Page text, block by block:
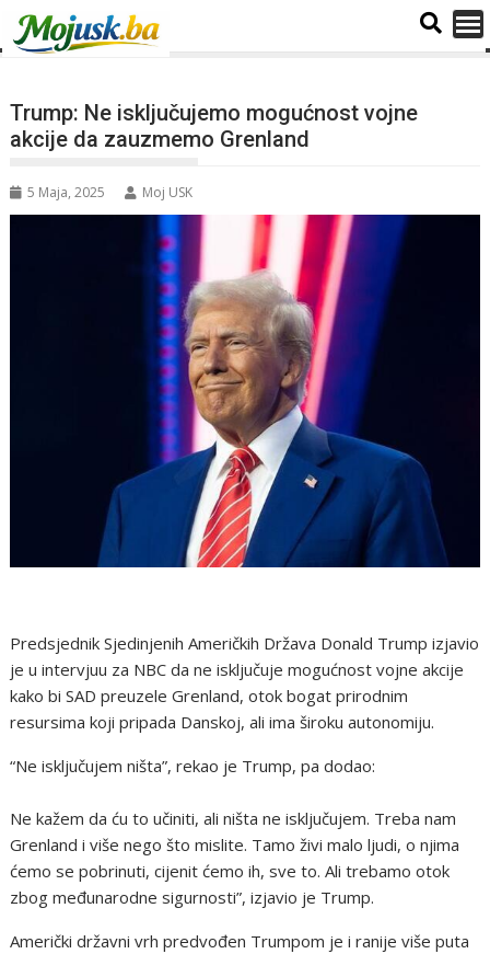
Trump: Ne isključujemo mogućnost vojne
akcije da zauzmemo Grenland
5 Maja, 2025 Moj USK
Predsjednik Sjedinjenih Američkih Država Donald Trump izjavio
je u intervjuu za NBC da ne isključuje mogućnost vojne akcije
kako bi SAD preuzele Grenland, otok bogat prirodnim
resursima koji pripada Danskoj, ali ima široku autonomiju.
“Ne isključujem ništa”, rekao je Trump, pa dodao:
Ne kažem da ću to učiniti, ali ništa ne isključujem. Treba nam
Grenland i više nego što mislite. Tamo živi malo ljudi, o njima
ćemo se pobrinuti, cijenit ćemo ih, sve to. Ali trebamo otok
zbog međunarodne sigurnosti”, izjavio je Trump.
Američki državni vrh predvođen Trumpom je i ranije više puta